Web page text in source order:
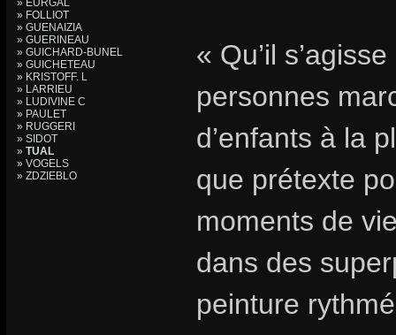
» EURGAL
» FOLLIOT
» GUENAIZIA
» GUERINEAU
» GUICHARD-BUNEL
» GUICHETEAU
» KRISTOFF. L
» LARRIEU
» LUDIVINE C
» PAULET
» RUGGERI
» SIDOT
» TUAL
» VOGELS
» ZDZIEBLO
« Qu’il
personnes
d’enfants à la
que prétexte
moments de
dans des
peinture